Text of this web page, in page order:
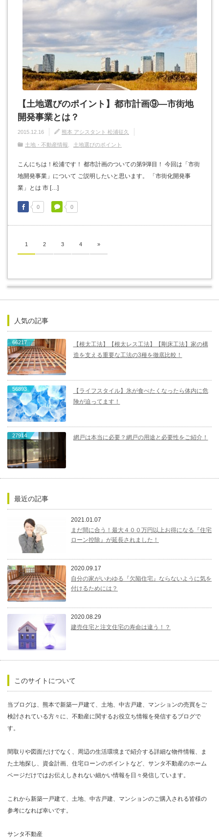
【土地選びのポイント】都市計画⑨―市街地
開発事業とは？
2015.12.16 熊本 アシスタント 松浦征久
土地・不動産情報 土地選びのポイント
こんにちは！松浦です！ 都市計画のついての第9弾目！ 今回は「市街
地開発事業」について ご説明したいと思います。 「市街化開発事
業」とは 市 […]
0 0
1 2 3 4 »
人気の記事
66217
【根太工法】【根太レス工法】【剛床工法】家の構
造を支える重要な工法の3種を徹底比較！
56893
【ライフスタイル】氷が食べたくなったら体内に危
険が迫ってます！
27914 網戸は本当に必要？網戸の用途と必要性をご紹介！
最近の記事
2021.01.07
まだ間に合う！最大４００万円以上お得になる『住宅
ローン控除』が延長されました！
2020.09.17
自分の家がいわゆる『欠陥住宅』ならないように気を
付けるためには？
2020.08.29
建売住宅と注文住宅の寿命は違う！？
このサイトについて
当ブログは、熊本で新築一戸建て、土地、中古戸建、マンションの売買をご
検討されている方々に、不動産に関するお役立ち情報を発信するブログで
す。
間取りや図面だけでなく、周辺の生活環境まで紹介する詳細な物件情報、ま
た土地探し、資金計画、住宅ローンのポイントなど、サンタ不動産のホーム
ページだけではお伝えしきれない細かい情報を日々発信しています。
これから新築一戸建て、土地、中古戸建、マンションのご購入される皆様の
参考になれば幸いです。
サンタ不動産